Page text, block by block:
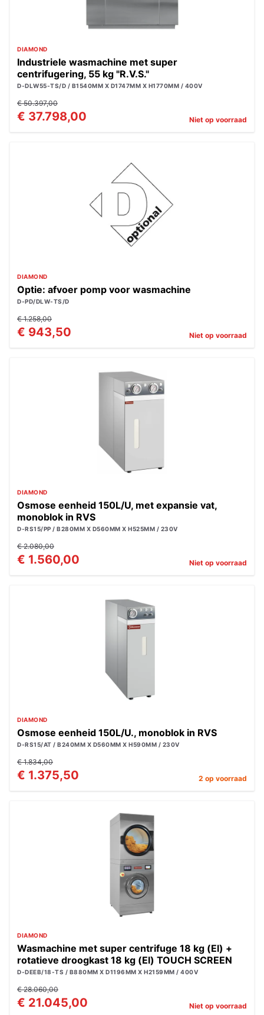
DIAMOND
Industriele wasmachine met super
centrifugering, 55 kg "R.V.S."
D-DLW55-TS/D / B1540MM X D1747MM X H1770MM / 400V
€ 50.397,00
€ 37.798,00 Niet op voorraad
DIAMOND
Optie: afvoer pomp voor wasmachine
D-PD/DLW-TS/D
€ 1.258,00
€ 943,50 Niet op voorraad
DIAMOND
Osmose eenheid 150L/U, met expansie vat,
monoblok in RVS
D-RS15/PP / B280MM X D560MM X H525MM / 230V
€ 2.080,00
€ 1.560,00 Niet op voorraad
DIAMOND
Osmose eenheid 150L/U., monoblok in RVS
D-RS15/AT / B240MM X D560MM X H590MM / 230V
€ 1.834,00
€ 1.375,50 2 op voorraad
DIAMOND
Wasmachine met super centrifuge 18 kg (El) +
rotatieve droogkast 18 kg (El) TOUCH SCREEN
D-DEEB/18-TS / B880MM X D1196MM X H2159MM / 400V
€ 28.060,00
€ 21.045,00 Niet op voorraad